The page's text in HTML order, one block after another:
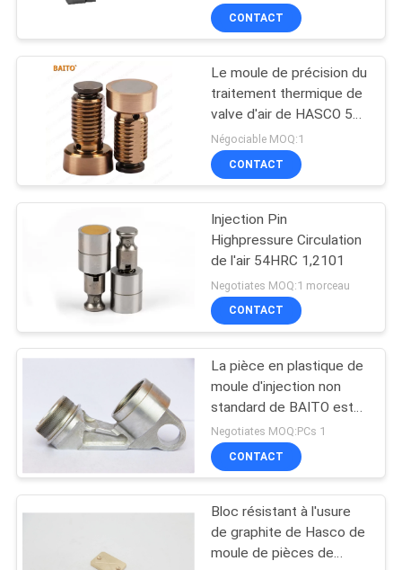
glissez l'arrêtoir
21
Pin de douille
d'éjecteur
Localiser le bloc
commande numérique
par ordinateur H13
CONTACT
Le moule de précision du
traitement thermique de
valve d'air de HASCO 54
HRC partie la valve d'air
de la HZ 491
Négociable MOQ:1
CONTACT
Injection Pin
Highpressure Circulation
de l'air 54HRC 1,2101
Negotiates MOQ:1 morceau
CONTACT
La pièce en plastique de
moule d'injection non
standard de BAITO est
employée pour les
moules en plastique et
peut être adaptée aux
Negotiates MOQ:PCs 1
CONTACT
Bloc résistant à l'usure
de graphite de Hasco de
moule de pièces de